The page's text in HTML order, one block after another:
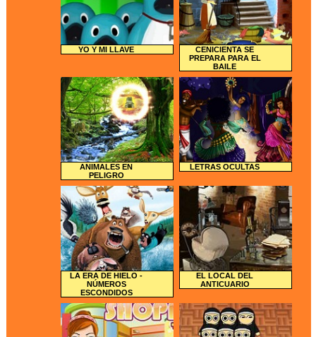
YO Y MI LLAVE
CENICIENTA SE
PREPARA PARA EL
BAILE
ANIMALES EN
PELIGRO
LETRAS OCULTAS
LA ERA DE HIELO -
NÚMEROS
ESCONDIDOS
EL LOCAL DEL
ANTICUARIO